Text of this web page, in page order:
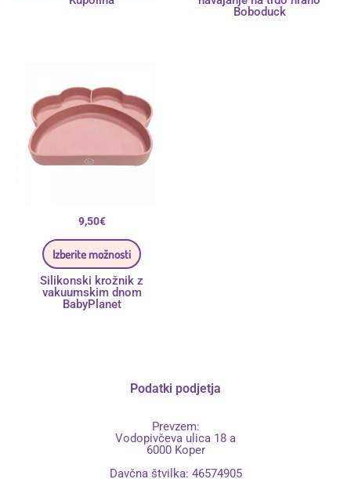
Boboduck
9,50€
Izberite možnosti
različic.
Možnosti
lahko
izberete
na
strani
Silikonski krožnik z
vakuumskim dnom
BabyPlanet
Podatki podjetja
Prevzem:
Vodopivčeva ulica 18 a
6000 Koper
Davčna štvilka: 46574905